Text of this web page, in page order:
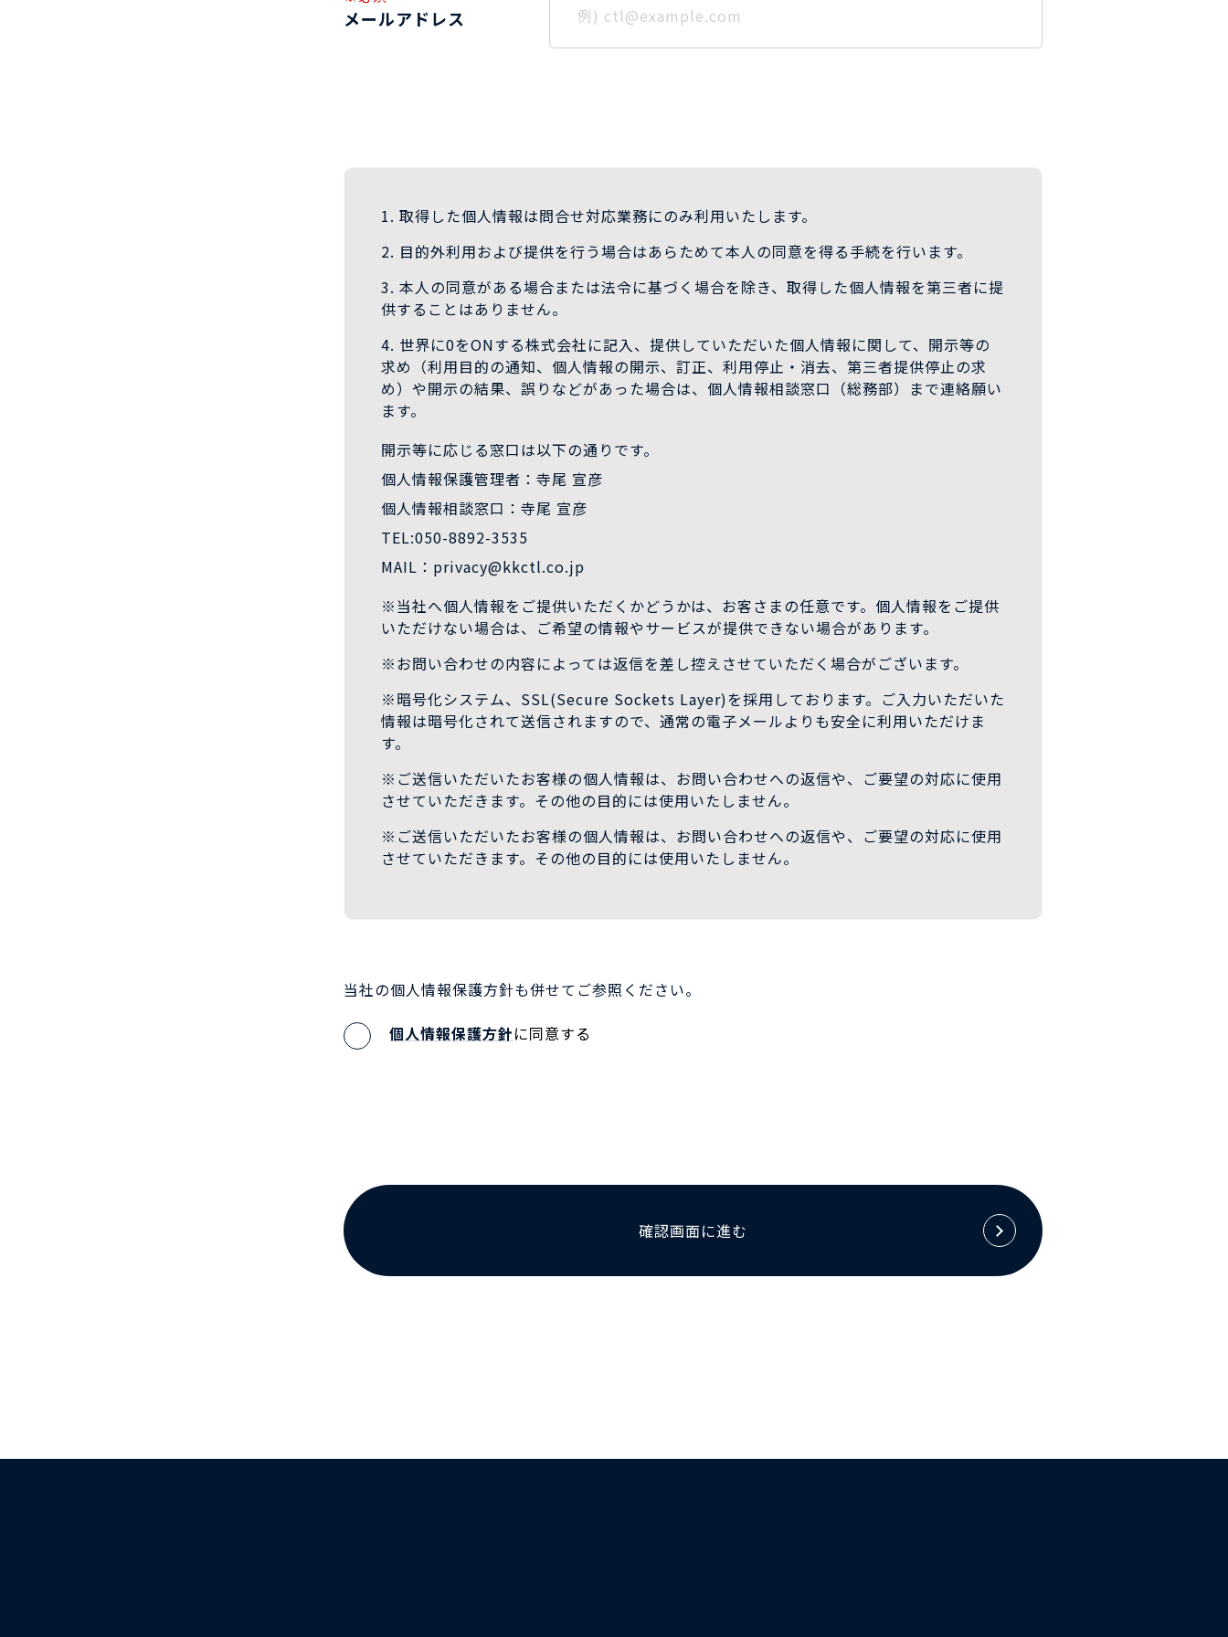
メールアドレス
1. 取得した個人情報は問合せ対応業務にのみ利用いたします。
2. 目的外利用および提供を行う場合はあらためて本人の同意を得る手続を行います。
3. 本人の同意がある場合または法令に基づく場合を除き、取得した個人情報を第三者に提
供することはありません。
4. 世界に0をONする株式会社に記入、提供していただいた個人情報に関して、開示等の
求め（利用目的の通知、個人情報の開示、訂正、利用停止・消去、第三者提供停止の求
め）や開示の結果、誤りなどがあった場合は、個人情報相談窓口（総務部）まで連絡願い
ます。
開示等に応じる窓口は以下の通りです。
個人情報保護管理者：寺尾 宣彦
個人情報相談窓口：寺尾 宣彦
TEL:050-8892-3535
MAIL：privacy@kkctl.co.jp
※当社へ個人情報をご提供いただくかどうかは、お客さまの任意です。個人情報をご提供
いただけない場合は、ご希望の情報やサービスが提供できない場合があります。
※お問い合わせの内容によっては返信を差し控えさせていただく場合がございます。
※暗号化システム、SSL(Secure Sockets Layer)を採用しております。ご入力いただいた
情報は暗号化されて送信されますので、通常の電子メールよりも安全に利用いただけま
す。
※ご送信いただいたお客様の個人情報は、お問い合わせへの返信や、ご要望の対応に使用
させていただきます。その他の目的には使用いたしません。
※ご送信いただいたお客様の個人情報は、お問い合わせへの返信や、ご要望の対応に使用
させていただきます。その他の目的には使用いたしません。
当社の個人情報保護方針も併せてご参照ください。
個人情報保護方針に同意する